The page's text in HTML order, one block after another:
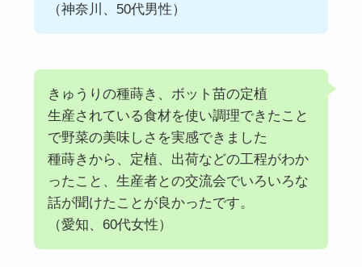
（神奈川、50代男性）
きゅうりの種蒔き、ボット苗の定植
生産されている食材を使い調理できたこと
で野菜の美味しさを実感できました
種蒔きから、定植、出荷などの工程がわか
ったこと、生産者との交流会でいろいろな
話が聞けたことが良かったです。
（愛知、60代女性）